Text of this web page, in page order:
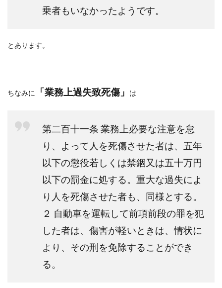
乗者もいなかったようです。
とあります。
ちなみに 「業務上過失致死傷」 は
第二百十一条 業務上必要な注意を怠
り、よって人を死傷させた者は、五年
以下の懲役若しくは禁錮又は五十万円
以下の罰金に処する。重大な過失によ
り人を死傷させた者も、同様とする。
２ 自動車を運転して前項前段の罪を犯
した者は、傷害が軽いときは、情状に
より、その刑を免除することができ
る。